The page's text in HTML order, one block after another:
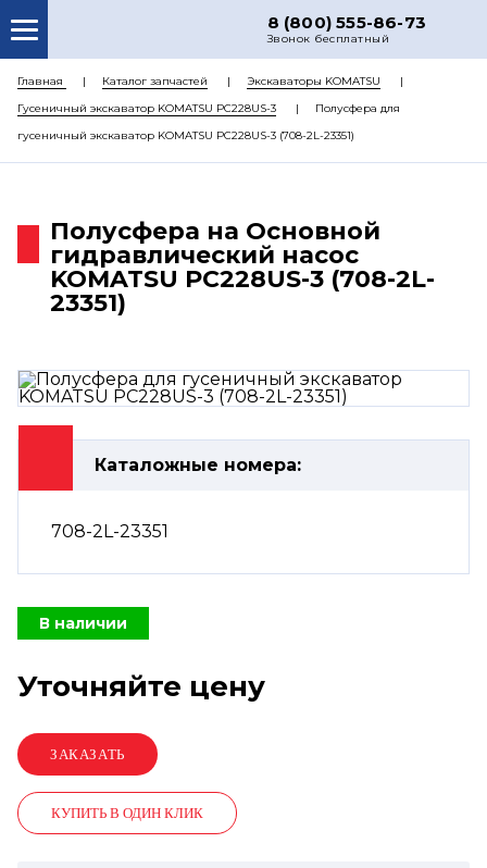
8 (800) 555-86-73
Звонок бесплатный
О НАС
КАТАЛОГ ЗАПЧАСТЕЙ
РЕМОНТ
ЦЕНЫ
КОНТАКТЫ
Главная Каталог запчастей
Экскаваторы KOMATSU
Гусеничный экскаватор KOMATSU PC228US-3
Полусфера для
гусеничный экскаватор KOMATSU PC228US-3 (708-2L-23351)
Полусфера на Основной
гидравлический насос
KOMATSU PC228US-3 (708-2L-
23351)
Каталожные номера:
708-2L-23351
В наличии
Уточняйте цену
КУПИТЬ В ОДИН КЛИК